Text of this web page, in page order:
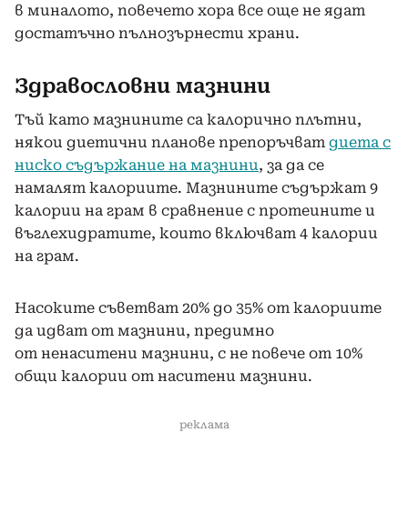
в миналото, повечето хора все още не ядат
достатъчно пълнозърнести храни.
Здравословни мазнини
Тъй като мазнините са калорично плътни,
някои диетични планове препоръчват диета с
ниско съдържание на мазнини, за да се
намалят калориите. Мазнините съдържат 9
калории на грам в сравнение с протеините и
въглехидратите, които включват 4 калории
на грам.
Насоките съветват 20% до 35% от калориите
да идват от мазнини, предимно
от ненаситени мазнини, с не повече от 10%
общи калории от наситени мазнини.
реклама